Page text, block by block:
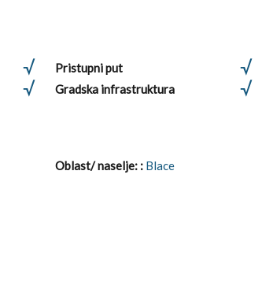
Pristupni put
Gradska infrastruktura
Oblast/ naselje: : Blace